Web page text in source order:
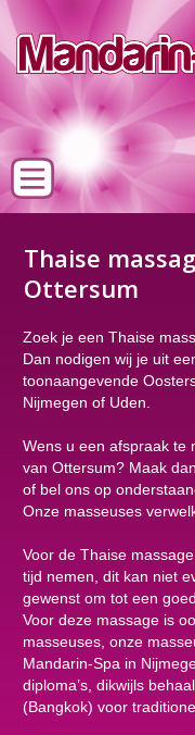
Thaise
Ottersum
Zoek je een Thaise
Dan nodigen wij je uit
toonaangevende
Nijmegen of Uden.
Wens u een afspraak te
van Ottersum? Maak
of bel ons op
Onze masseuses
Voor de Thaise
tijd nemen, dit kan niet
gewenst om tot een
Voor deze massage is
masseuses, onze
Mandarin-Spa in
diploma’s, dikwijls
(Bangkok) voor